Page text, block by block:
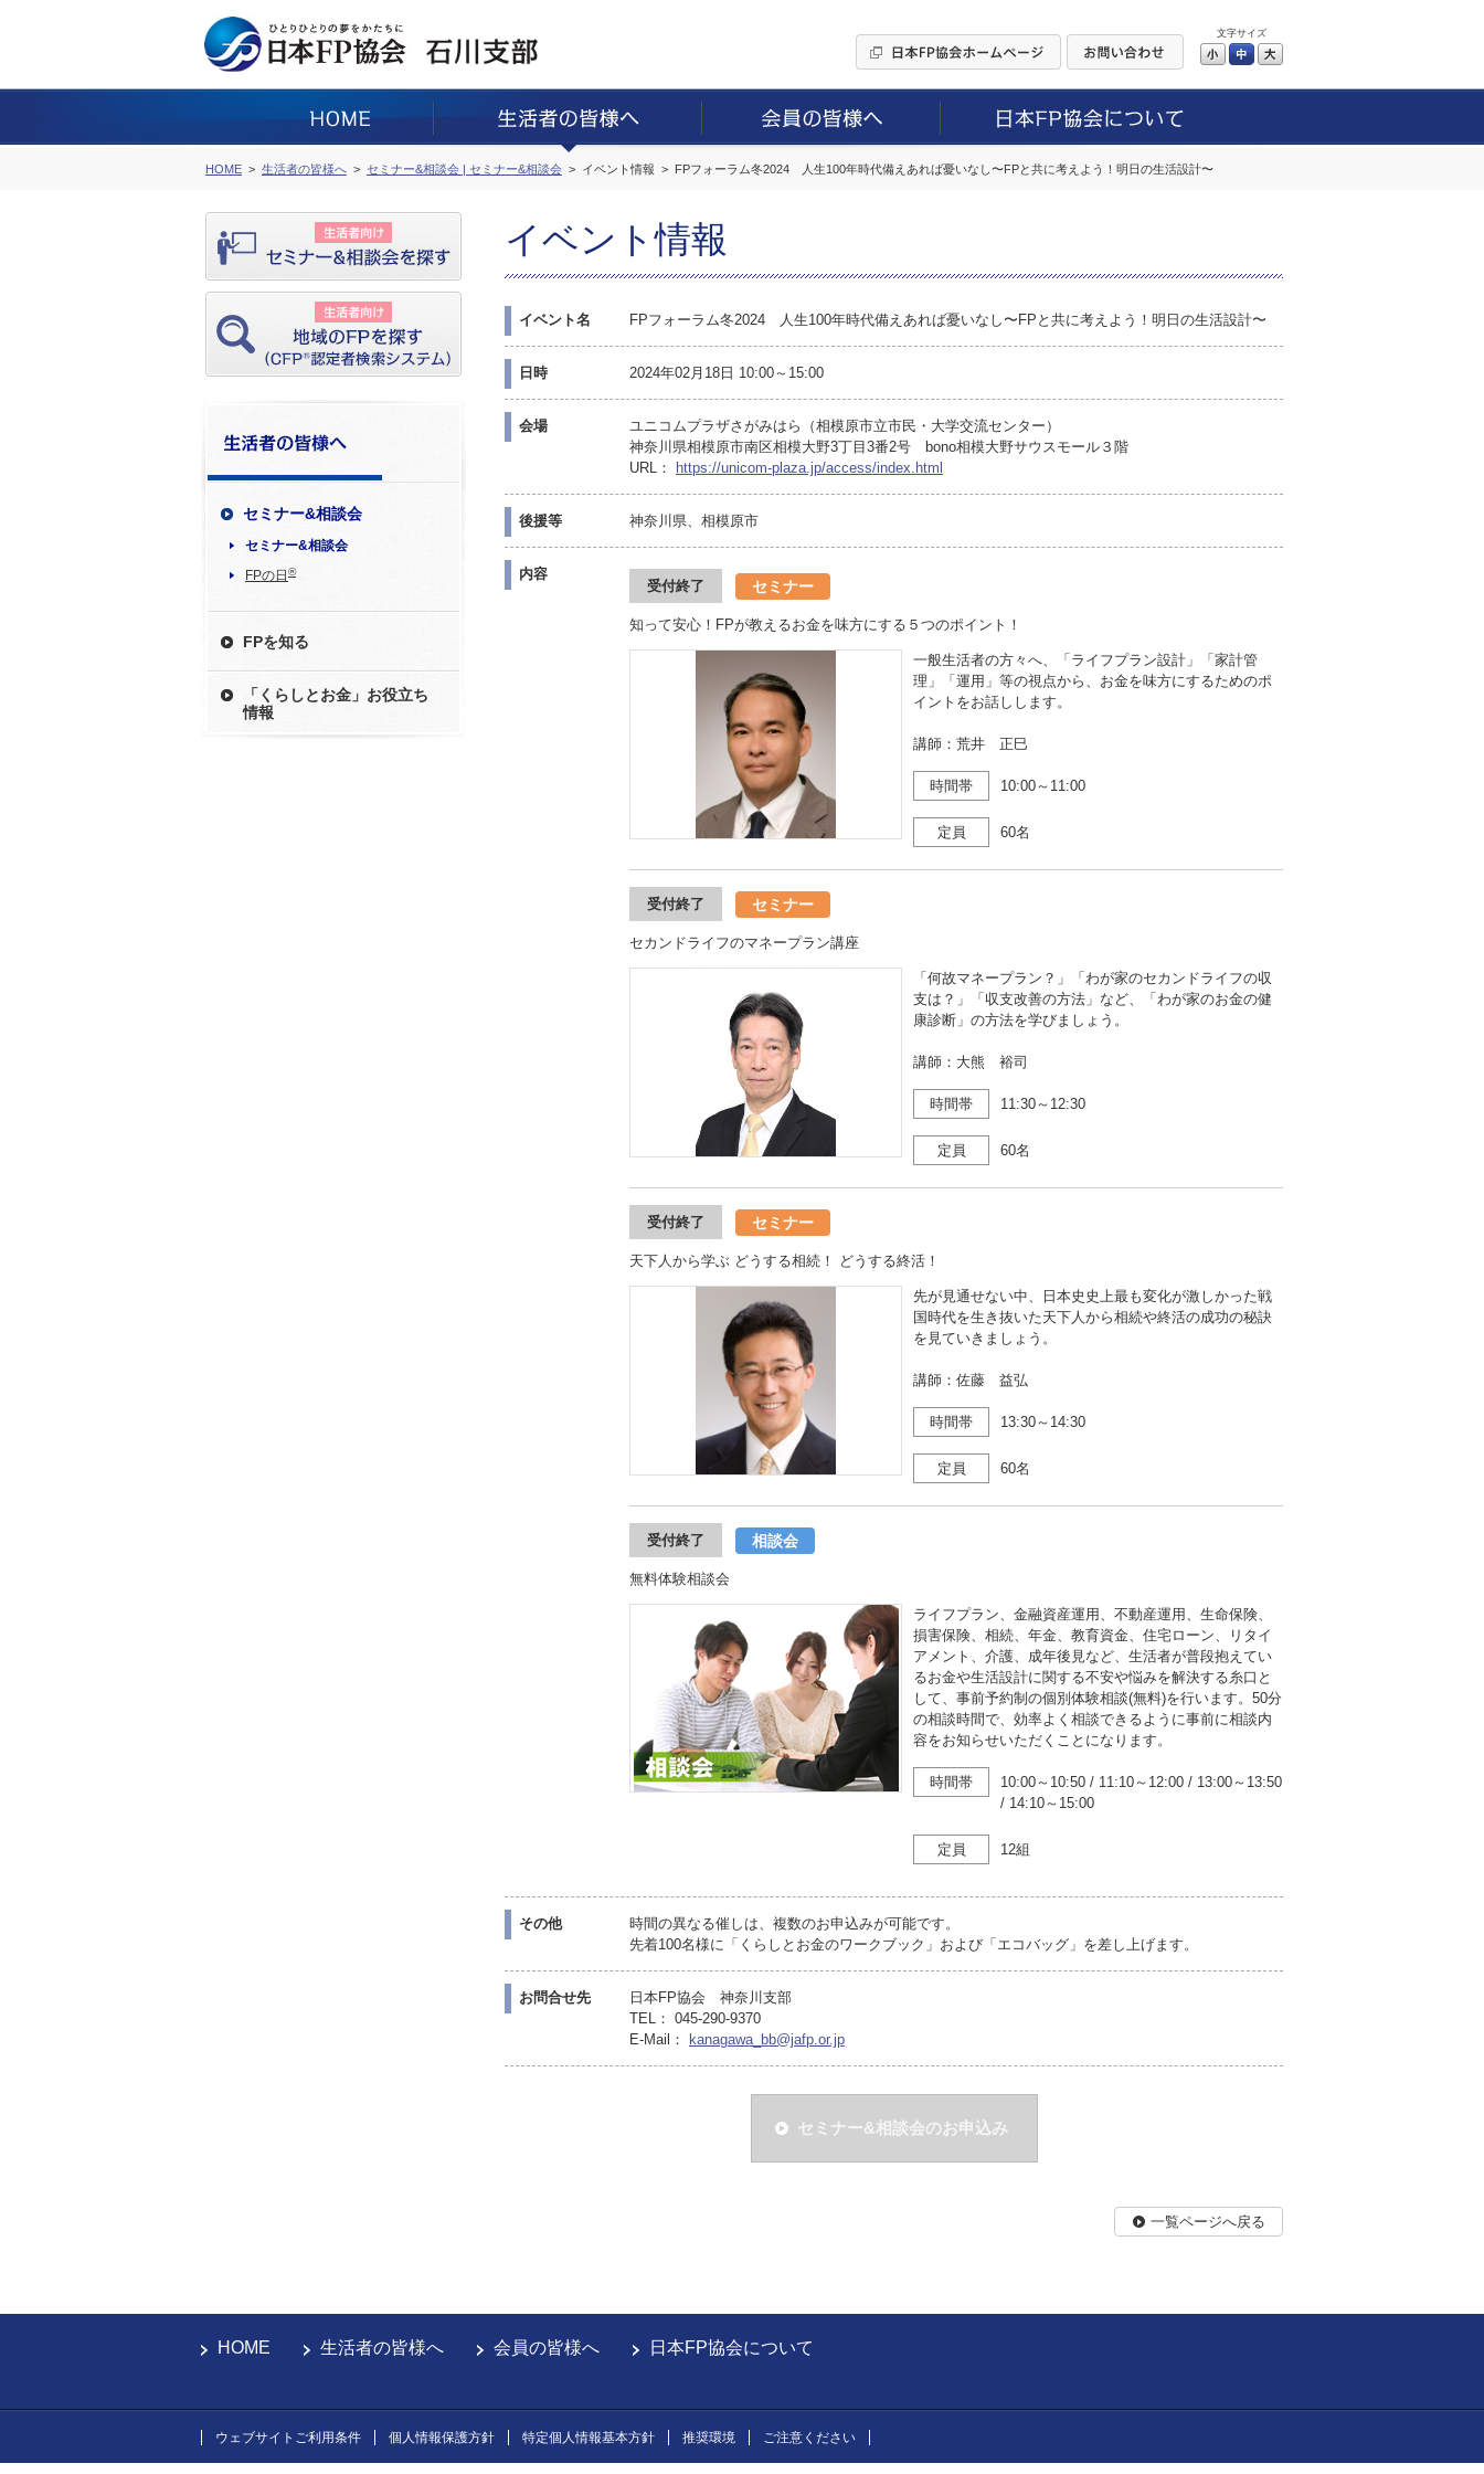
文字サイズ
小 中
HOME 生活者の皆様へ セミナー&相談会 | セミナー&相談会 イベント情報 FPフォーラム冬2024 人生100年時代備えあれば憂いなし〜FPと共に考えよう！明日の生活設計〜
セミナー&相談会
セミナー&相談会
FPの日 ®
FPを知る
「くらしとお金」お役立ち
情報
イベント情報
イベント名 FPフォーラム冬2024 人生100年時代備えあれば憂いなし〜FPと共に考えよう！明日の生活設計〜
日時 2024年02月18日 10:00～15:00
会場
ユニコムプラザさがみはら（相模原市立市民・大学交流センター）
神奈川県相模原市南区相模大野3丁目3番2号 bono相模大野サウスモール３階
URL：
https://unicom-plaza.jp/access/index.html
後援等 神奈川県、相模原市
内容
受付終了 セミナー
知って安心！FPが教えるお金を味方にする５つのポイント！
一般生活者の方々へ、「ライフプラン設計」「家計管
理」「運用」等の視点から、お金を味方にするためのポ
イントをお話しします。
講師：荒井 正巳
時間帯 10:00～11:00
定員 60名
受付終了 セミナー
セカンドライフのマネープラン講座
「何故マネープラン？」「わが家のセカンドライフの収
支は？」「収支改善の方法」など、「わが家のお金の健
康診断」の方法を学びましょう。
講師：大熊 裕司
時間帯 11:30～12:30
定員 60名
受付終了 セミナー
天下人から学ぶ どうする相続！ どうする終活！
先が見通せない中、日本史史上最も変化が激しかった戦
国時代を生き抜いた天下人から相続や終活の成功の秘訣
を見ていきましょう。
講師：佐藤 益弘
時間帯 13:30～14:30
定員 60名
受付終了 相談会
無料体験相談会
ライフプラン、金融資産運用、不動産運用、生命保険、
損害保険、相続、年金、教育資金、住宅ローン、リタイ
アメント、介護、成年後見など、生活者が普段抱えてい
るお金や生活設計に関する不安や悩みを解決する糸口と
して、事前予約制の個別体験相談(無料)を行います。50分
の相談時間で、効率よく相談できるように事前に相談内
容をお知らせいただくことになります。
時間帯 10:00～10:50 / 11:10～12:00 / 13:00～13:50
/ 14:10～15:00
定員 12組
その他
時間の異なる催しは、複数のお申込みが可能です。
先着100名様に「くらしとお金のワークブック」および「エコバッグ」を差し上げます。
お問合せ先
日本FP協会 神奈川支部
TEL： 045-290-9370
E-Mail：
kanagawa_bb@jafp.or.jp
セミナー&相談会のお申込み
一覧ページへ戻る
HOME 生活者の皆様へ 会員の皆様へ 日本FP協会について
ウェブサイトご利用条件 個人情報保護方針 特定個人情報基本方針 推奨環境 ご注意ください